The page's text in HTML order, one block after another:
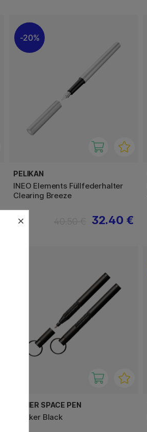
20%
PELIKAN
INEO Elements Füllfederhalter
Clearing Breeze
32.40 €
FISHER SPACE PEN
Trekker Black